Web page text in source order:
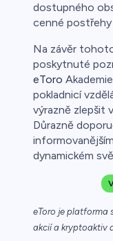
dostupného
cenné postřehy
Na závěr
poskytnuté
eToro
pokladnicí
výrazně zlepšit
Důrazně
dynamickém
eToro je platforma
akcií a kryptoaktiv